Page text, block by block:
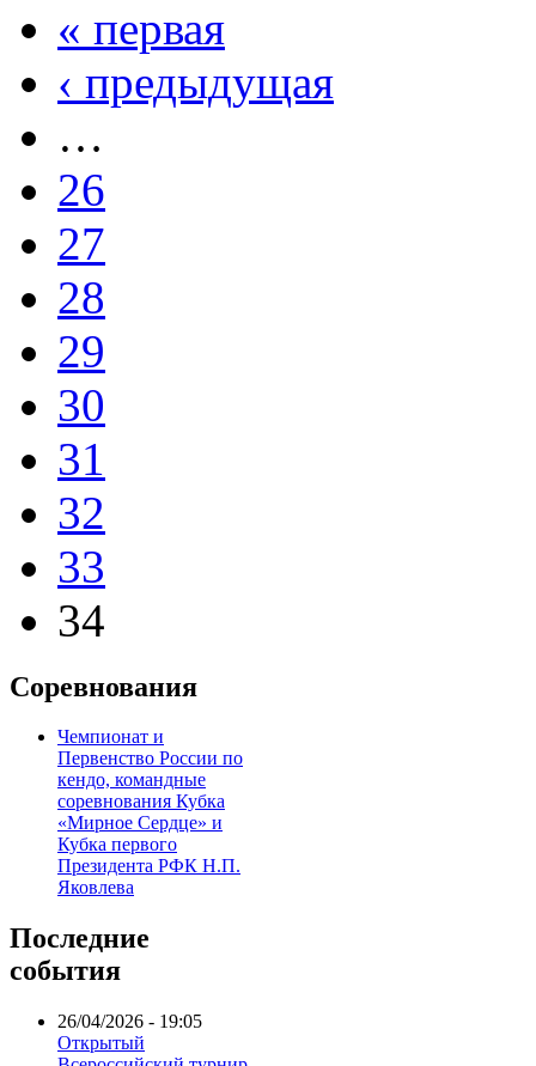
« первая
‹ предыдущая
…
26
27
28
29
30
31
32
33
34
Соревнования
Чемпионат и
Первенство России по
кендо, командные
соревнования Кубка
«Мирное Сердце» и
Кубка первого
Президента РФК Н.П.
Яковлева
Последние
события
26/04/2026 - 19:05
Открытый